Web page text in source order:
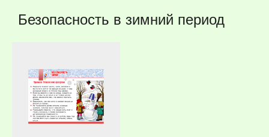
Безопасность в зимний период